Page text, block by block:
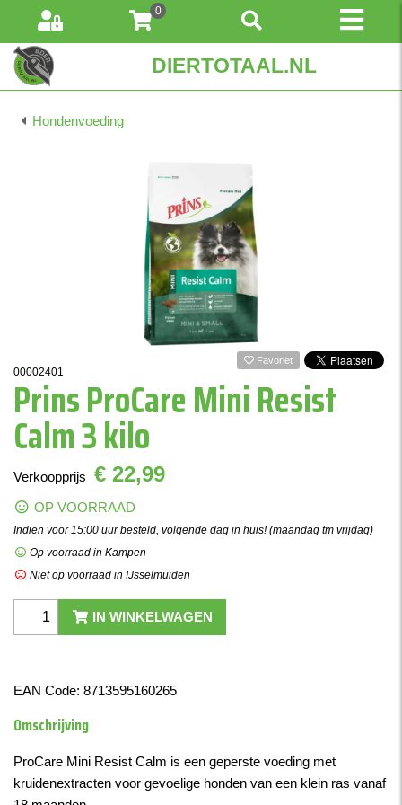
DIERTOTAAL.NL
0
Hondenvoeding
Favoriet
00002401
Prins ProCare Mini Resist
Calm 3 kilo
Verkoopprijs € 22,99
OP VOORRAAD
Indien voor 15:00 uur besteld, volgende dag in huis! (maandag tm vrijdag)
Op voorraad in Kampen
Niet op voorraad in IJsselmuiden
IN WINKELWAGEN
EAN Code: 8713595160265
Omschrijving
ProCare Mini Resist Calm is een geperste voeding met
kruidenextracten voor gevoelige honden van een klein ras vanaf